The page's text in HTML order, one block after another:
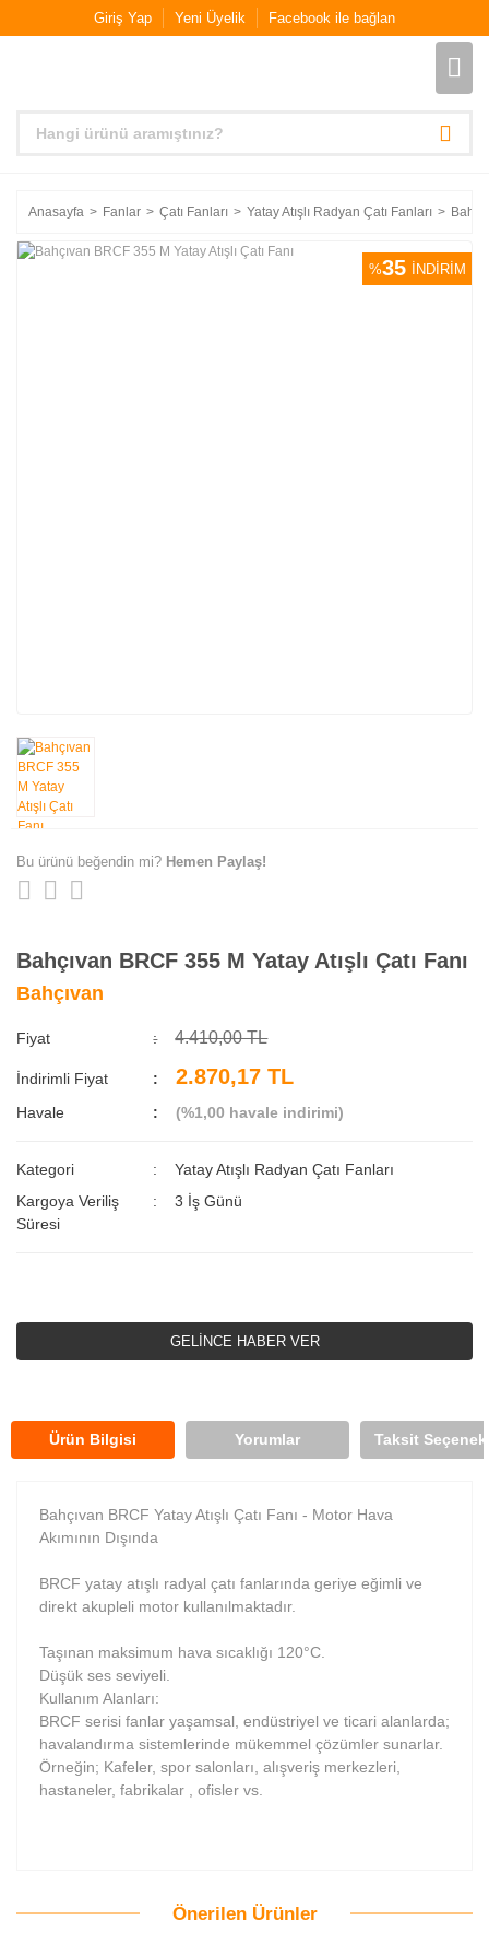
Giriş Yap Yeni Üyelik Facebook ile bağlan
Anasayfa Fanlar Çatı Fanları Yatay Atışlı Radyan Çatı Fanları
%35 İNDİRİM
Bu ürünü beğendin mi? Hemen Paylaş!
Bahçıvan BRCF 355 M Yatay Atışlı Çatı Fanı
Bahçıvan
Fiyat 4.410,00 TL
İndirimli Fiyat 2.870,17 TL
Havale (%1,00 havale indirimi)
Kategori
Yatay Atışlı Radyan Çatı Fanları
Kargoya Veriliş
Süresi
3 İş Günü
GELİNCE HABER VER
Ürün Bilgisi Yorumlar Taksit
Bahçıvan BRCF Yatay Atışlı Çatı Fanı - Motor Hava
Akımının Dışında
BRCF yatay atışlı radyal çatı fanlarında geriye eğimli ve
direkt akupleli motor kullanılmaktadır.
Taşınan maksimum hava sıcaklığı 120°C.
Düşük ses seviyeli.
Kullanım Alanları:
BRCF serisi fanlar yaşamsal, endüstriyel ve ticari alanlarda;
havalandırma sistemlerinde mükemmel çözümler sunarlar.
Örneğin; Kafeler, spor salonları, alışveriş merkezleri,
hastaneler, fabrikalar , ofisler vs.
Önerilen Ürünler